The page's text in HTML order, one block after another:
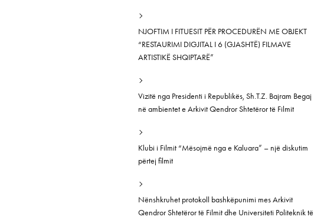
NJOFTIM I FITUESIT PËR PROCEDURËN ME OBJEKT
“RESTAURIMI DIGJITAL I 6 (GJASHTË) FILMAVE
ARTISTIKË SHQIPTARË”
Vizitë nga Presidenti i Republikës, Sh.T.Z. Bajram Begaj
në ambientet e Arkivit Qendror Shtetëror të Filmit
Klubi i Filmit “Mësojmë nga e Kaluara” – një diskutim
përtej filmit
Nënshkruhet protokoll bashkëpunimi mes Arkivit
Qendror Shtetëror të Filmit dhe Universiteti Politeknik të